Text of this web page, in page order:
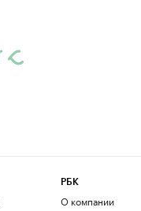
РБК
О компании